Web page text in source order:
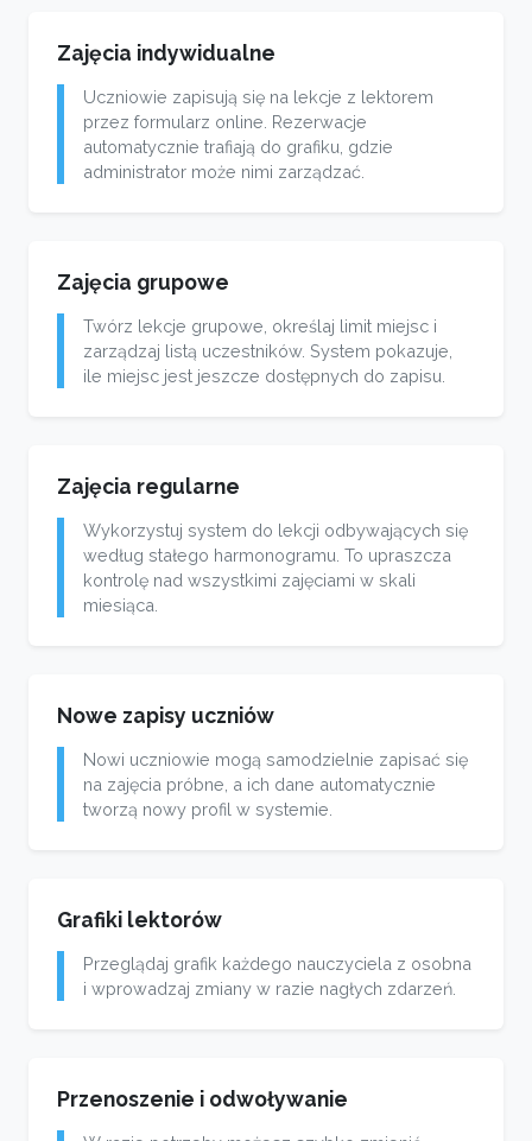
Zajęcia indywidualne
Uczniowie zapisują się na lekcje z lektorem
przez formularz online. Rezerwacje
automatycznie trafiają do grafiku, gdzie
administrator może nimi zarządzać.
Zajęcia grupowe
Twórz lekcje grupowe, określaj limit miejsc i
zarządzaj listą uczestników. System pokazuje,
ile miejsc jest jeszcze dostępnych do zapisu.
Zajęcia regularne
Wykorzystuj system do lekcji odbywających się
według stałego harmonogramu. To upraszcza
kontrolę nad wszystkimi zajęciami w skali
miesiąca.
Nowe zapisy uczniów
Nowi uczniowie mogą samodzielnie zapisać się
na zajęcia próbne, a ich dane automatycznie
tworzą nowy profil w systemie.
Grafiki lektorów
Przeglądaj grafik każdego nauczyciela z osobna
i wprowadzaj zmiany w razie nagłych zdarzeń.
Przenoszenie i odwoływanie